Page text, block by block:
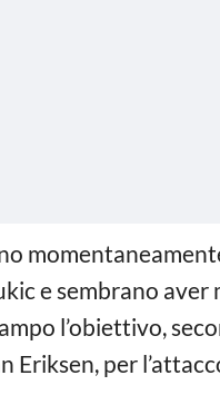
e sembrano aver
l’obiettivo,
Eriksen, per